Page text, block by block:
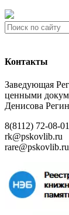
Контакты
Заведующая
ценными
Денисова
8(8112) 72-08-01
rk@pskovlib.ru
rare@pskovlib.ru